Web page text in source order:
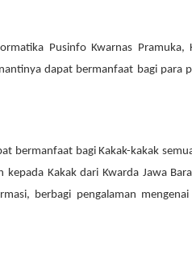
Pusinfo Kwarnas
dapat bermanfaat bagi para
bermanfaat bagi Kakak-kakak
kepada Kakak dari Kwarda Jawa
berbagi pengalaman